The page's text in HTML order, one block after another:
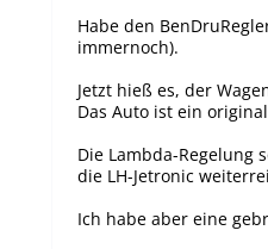
Habe den
immernoch).
Jetzt hieß es, der
Das Auto ist ein
Die Lambda-Regelung
die LH-Jetronic
Ich habe aber eine